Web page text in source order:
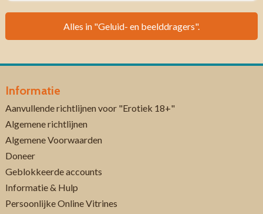
Alles in "Geluid- en beelddragers".
Informatie
Aanvullende richtlijnen voor "Erotiek 18+"
Algemene richtlijnen
Algemene Voorwaarden
Doneer
Geblokkeerde accounts
Informatie & Hulp
Persoonlijke Online Vitrines